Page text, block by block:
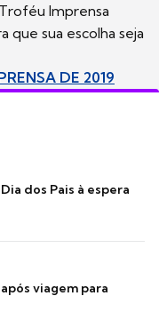
Imprensa
que sua escolha seja
DE 2019
dos Pais à espera
viagem para